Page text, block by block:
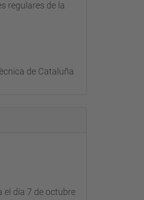
regulares de la
de Cataluña
el día 7 de octubre